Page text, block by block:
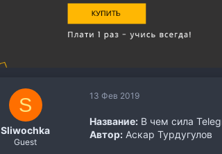
S
Sliwochka
Guest
13 Фев 2019
Название:В чем сила
Автор:Аскар Турдугулов